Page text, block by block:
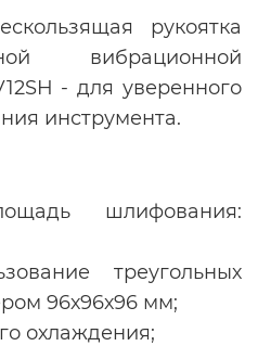
рукоятка
вибрационной
- для уверенного
инструмента.
шлифования:
треугольных
96х96х96 мм;
охлаждения;